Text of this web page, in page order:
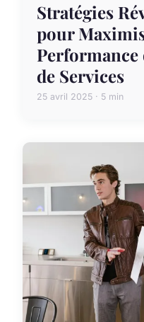
Stratégies
pour
Performance
de Services
25 avril 2025 · 5 min